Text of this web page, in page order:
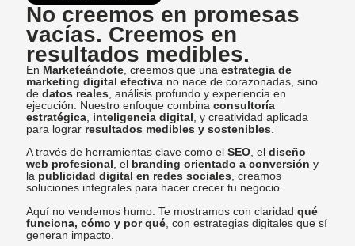
No creemos en promesas
vacías. Creemos en
resultados medibles.
En Marketeándote , creemos que una estrategia de
marketing digital efectiva no nace de corazonadas, sino
de datos reales , análisis profundo y experiencia en
ejecución. Nuestro enfoque combina consultoría
estratégica inteligencia digital , y creatividad aplicada
para lograr resultados medibles y sostenibles
A través de herramientas clave como el SEO, el diseño
web profesional, el branding orientado a conversión y
la publicidad digital en redes sociales, creamos
soluciones integrales para hacer crecer tu negocio.
Aquí no vendemos humo. Te mostramos con claridad qué
funciona, cómo y por qué , con estrategias digitales que sí
generan impacto.